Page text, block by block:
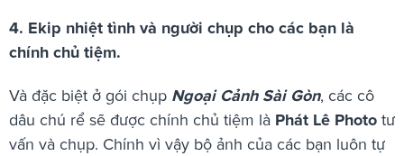
4. Ekip nhiệt tình và người chụp cho các bạn là
chính chủ tiệm.
Và đặc biệt ở gói chụp Ngoại Cảnh Sài Gòn, các cô
dâu chú rể sẽ được chính chủ tiệm là Phát Lê Photo tư
vấn và chụp. Chính vì vậy bộ ảnh của các bạn luôn tự